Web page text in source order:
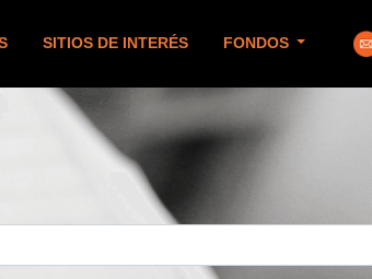
SITIOS DE INTERÉS FONDOS